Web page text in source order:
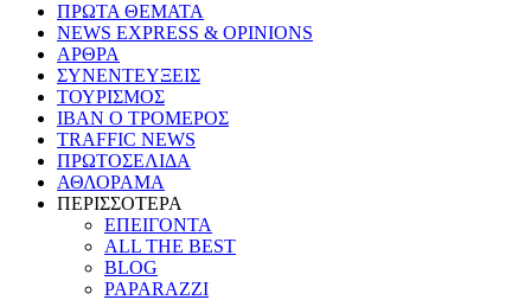
ΠΡΩΤΑ ΘΕΜΑΤΑ
NEWS EXPRESS & OPINIONS
ΑΡΘΡΑ
ΣΥΝΕΝΤΕΥΞΕΙΣ
ΤΟΥΡΙΣΜΟΣ
ΙΒΑΝ Ο ΤΡΟΜΕΡΟΣ
TRAFFIC NEWS
ΠΡΩΤΟΣΕΛΙΔΑ
ΑΘΛΟΡΑΜΑ
ΠΕΡΙΣΣΟΤΕΡΑ
ΕΠΕΙΓΟΝΤΑ
ALL THE BEST
BLOG
PAPARAZZI